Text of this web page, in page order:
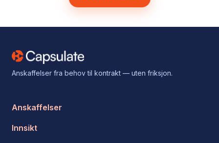
Anskaffelser fra behov til kontrakt — uten friksjon.
Anskaffelser
Innsikt